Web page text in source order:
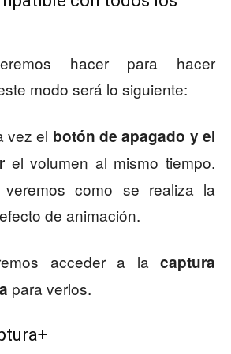
hacer para hacer
modo será lo siguiente:
vez el botón de apagado y el
el volumen al mismo tiempo.
veremos como se realiza la
de animación.
acceder a la captura
para verlos.